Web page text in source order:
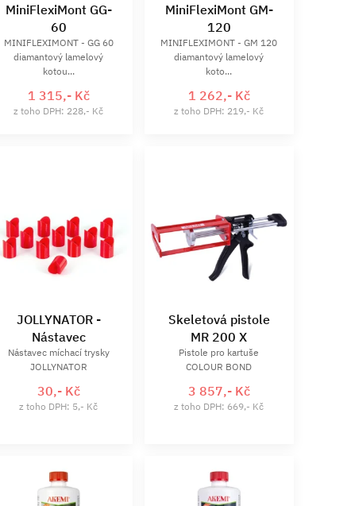
MiniFlexiMont GG-
60
MINIFLEXIMONT - GG 60
diamantový lamelový
kotou...
1 315,- Kč
z toho DPH: 228,- Kč
MiniFlexiMont GM-
120
MINIFLEXIMONT - GM 120
diamantový lamelový
koto...
1 262,- Kč
z toho DPH: 219,- Kč
JOLLYNATOR -
Nástavec
Nástavec míchací trysky
JOLLYNATOR
30,- Kč
z toho DPH: 5,- Kč
Skeletová pistole
MR 200 X
Pistole pro kartuše
COLOUR BOND
3 857,- Kč
z toho DPH: 669,- Kč